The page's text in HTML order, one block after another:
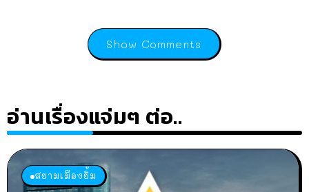
Show Comments
อ่านเรื่องแจ่มๆ ต่อ..
สยามเมืองยิ้ม